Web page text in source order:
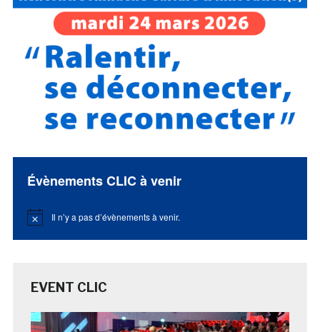
Évènements CLIC à venir
Notice Il n’y a pas d’évènements à venir.
EVENT CLIC